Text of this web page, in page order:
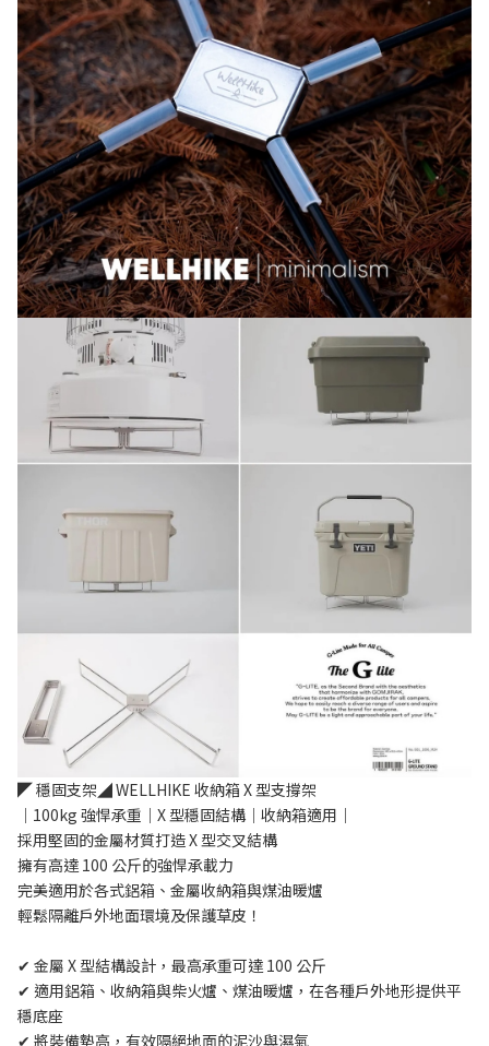
◤ 穩固支架◢ WELLHIKE 收納箱 X 型支撐架
｜100kg 強悍承重｜X 型穩固結構｜收納箱適用｜
採用堅固的金屬材質打造 X 型交叉結構
擁有高達 100 公斤的強悍承載力
完美適用於各式鋁箱、金屬收納箱與煤油暖爐
輕鬆隔離戶外地面環境及保護草皮！
✔ 金屬 X 型結構設計，最高承重可達 100 公斤
✔ 適用鋁箱、收納箱與柴火爐、煤油暖爐，在各種戶外地形提供平
穩底座
✔ 將裝備墊高，有效隔絕地面的泥沙與濕氣